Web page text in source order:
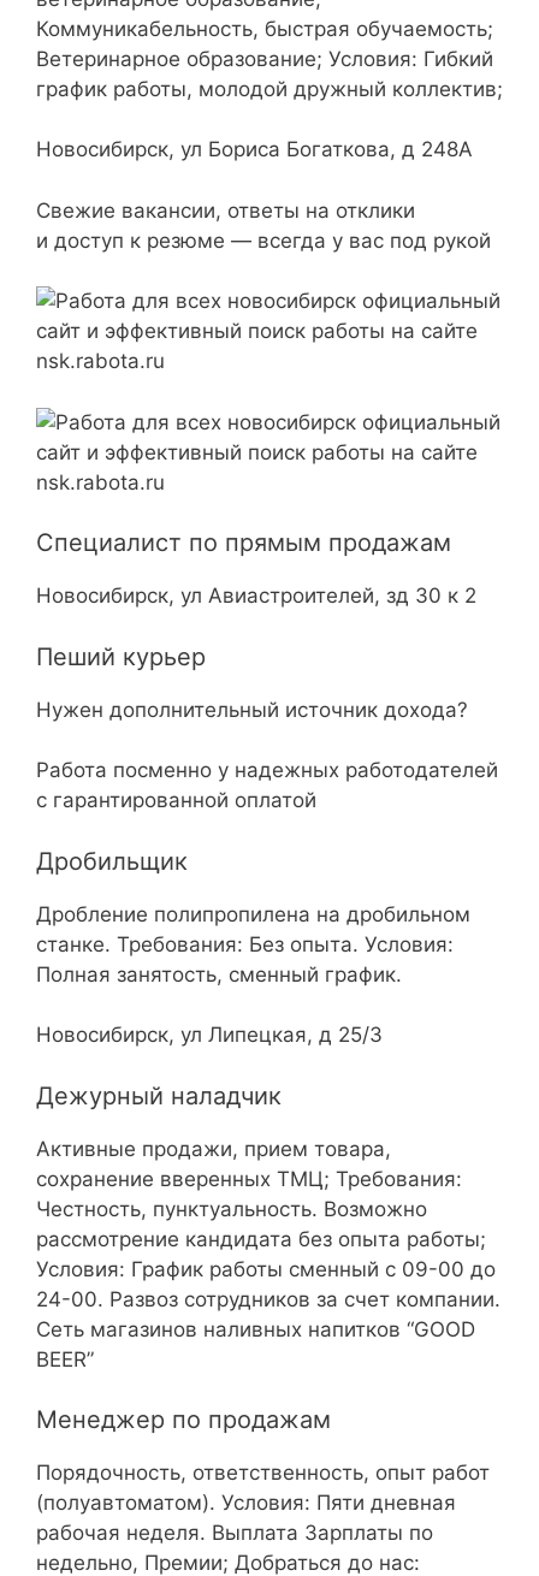
Коммуникабельность, быстрая обучаемость;
Ветеринарное образование; Условия: Гибкий
график работы, молодой дружный коллектив;
Новосибирск, ул Бориса Богаткова, д 248А
Свежие вакансии, ответы на отклики
и доступ к резюме — всегда у вас под рукой
Специалист по прямым продажам
Новосибирск, ул Авиастроителей, зд 30 к 2
Пеший курьер
Нужен дополнительный источник дохода?
Работа посменно у надежных работодателей
с гарантированной оплатой
Дробильщик
Дробление полипропилена на дробильном
станке. Требования: Без опыта. Условия:
Полная занятость, сменный график.
Новосибирск, ул Липецкая, д 25/3
Дежурный наладчик
Активные продажи, прием товара,
сохранение вверенных ТМЦ; Требования:
Честность, пунктуальность. Возможно
рассмотрение кандидата без опыта работы;
Условия: График работы сменный c 09-00 до
24-00. Развоз сотрудников за счет компании.
Сеть магазинов наливных напитков “GOOD
BEER”
Менеджер по продажам
Порядочность, ответственность, опыт работ
(полуавтоматом). Условия: Пяти дневная
рабочая неделя. Выплата Зарплаты по
недельно, Премии; Добраться до нас: